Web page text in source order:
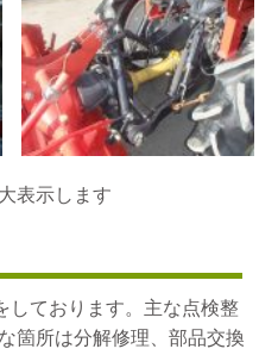
表示します
しております。主な点検整
箇所は分解修理、部品交換